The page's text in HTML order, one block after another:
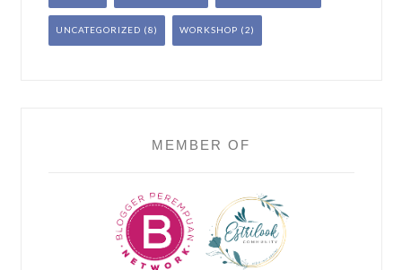
UNCATEGORIZED (8) WORKSHOP (2)
MEMBER OF